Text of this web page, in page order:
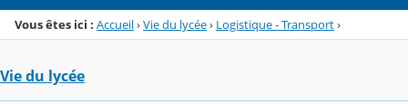
Vous êtes ici : Accueil›Vie du lycée› Logistique - Transport›
Vie du lycée